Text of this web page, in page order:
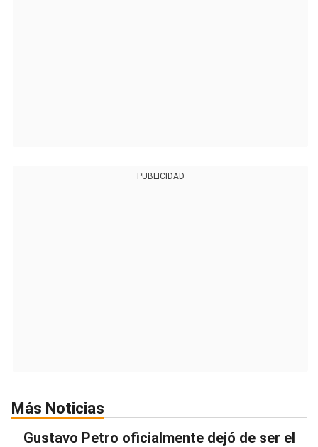
PUBLICIDAD
Más Noticias
Gustavo Petro oficialmente dejó de ser el